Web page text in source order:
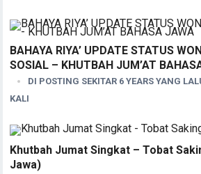
BAHAYA RIYA’ UPDATE STATUS
SOSIAL – KHUTBAH JUM’AT
DI POSTING SEKITAR 6 YEARS YANG
KALI
Khutbah Jumat Singkat – Tobat
Jawa)